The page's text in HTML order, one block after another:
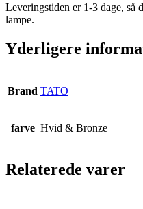
Leveringstiden er 1-3 dage,
lampe.
Yderligere
Brand TATO
farve Hvid & Bronze
Relaterede varer